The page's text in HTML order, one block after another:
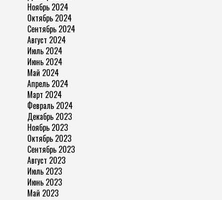
Ноябрь 2024
Октябрь 2024
Сентябрь 2024
Август 2024
Июль 2024
Июнь 2024
Май 2024
Апрель 2024
Март 2024
Февраль 2024
Декабрь 2023
Ноябрь 2023
Октябрь 2023
Сентябрь 2023
Август 2023
Июль 2023
Июнь 2023
Май 2023